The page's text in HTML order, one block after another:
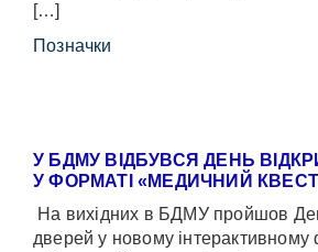
[…]
Позначки
У БДМУ ВІДБУВСЯ ДЕНЬ
У ФОРМАТІ «МЕДИЧНИЙ
На вихідних в БДМУ пройшов
дверей у новому